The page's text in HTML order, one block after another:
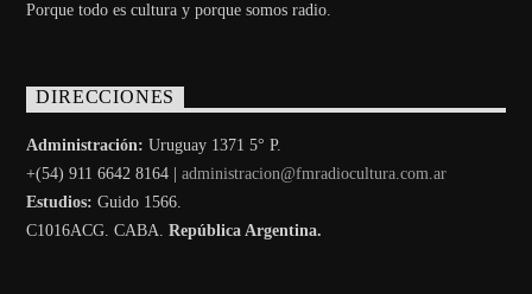
Porque todo es cultura y porque somos radio.
DIRECCIONES
Administración: Uruguay 1371 5° P.
+(54) 911 6642 8164 |administracion@fmradiocultura.com.ar
Estudios: Guido 1566.
C1016ACG . CABA.República Argentina.